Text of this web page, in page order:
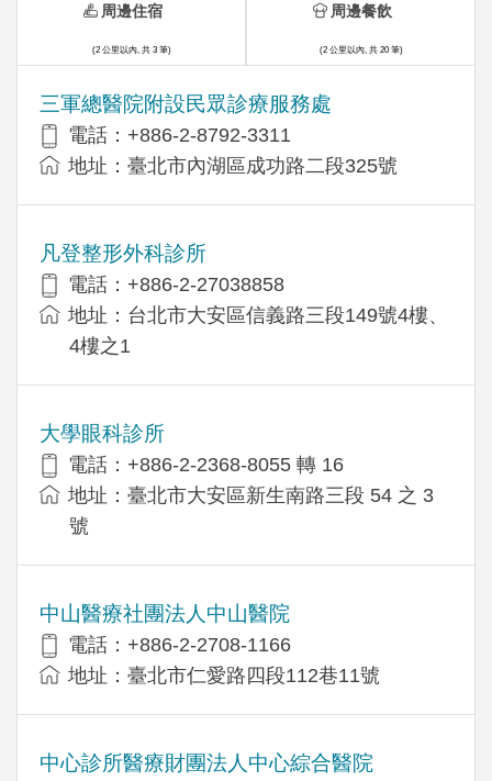
三軍總醫院附設民眾診療服務處
電話：+886-2-8792-3311
地址：臺北市內湖區成功路二段325號
凡登整形外科診所
電話：+886-2-27038858
地址：台北市大安區信義路三段149號4樓、
4樓之1
大學眼科診所
電話：+886-2-2368-8055 轉 16
地址：臺北市大安區新生南路三段 54 之 3
號
中山醫療社團法人中山醫院
電話：+886-2-2708-1166
地址：臺北市仁愛路四段112巷11號
中心診所醫療財團法人中心綜合醫院
周邊住宿
(2 公里以內, 共 3 筆)
周邊餐飲
(2 公里以內, 共 20 筆)